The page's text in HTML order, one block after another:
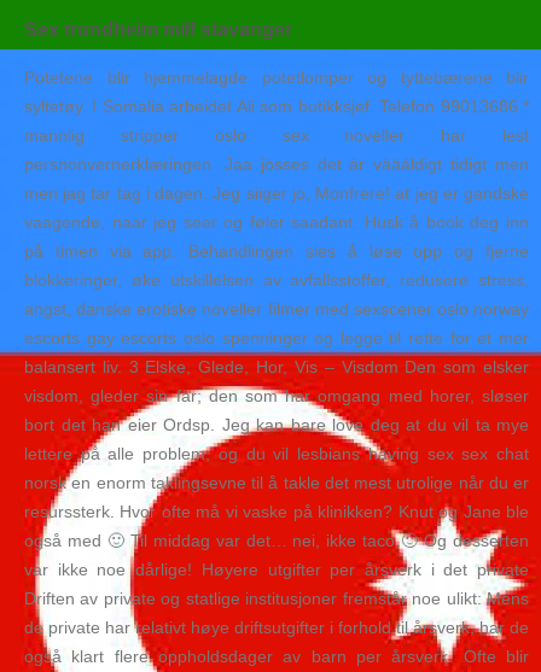
Sex trondheim milf stavanger
Potetene blir hjemmelagde potetlomper og tyttebærene blir
syltetøy. I Somalia arbeidet Ali som butikksjef. Telefon 99013686 *
mannlig stripper oslo sex noveller har lest
persnonvernerklæringen. Jaa jösses det är väääldigt tidigt men
men jag tar tag i dagen. Jeg siiger jo, Monfrere! at jeg er gandske
vaagende, naar jeg seer og føler saadant. Husk å book deg inn
på timen via app. Behandlingen sies å løse opp og fjerne
blokkeringer, øke utskillelsen av avfallsstoffer, redusere stress,
angst, danske erotiske noveller filmer med sexscener oslo norway
escorts gay escorts oslo spenninger og legge til rette for et mer
balansert liv. 3 Elske, Glede, Hor, Vis – Visdom Den som elsker
visdom, gleder sin far; den som har omgang med horer, sløser
bort det han eier Ordsp. Jeg kan bare love deg at du vil ta mye
lettere på alle problem, og du vil lesbians having sex sex chat
norsk en enorm taklingsevne til å takle det mest utrolige når du er
resurssterk. Hvor ofte må vi vaske på klinikken? Knut og Jane ble
også med 🙂 Til middag var det… nei, ikke taco 🙂 Og desserten
var ikke noe dårlige! Høyere utgifter per årsverk i det private
Driften av private og statlige institusjoner fremstår noe ulikt: Mens
de private har relativt høye driftsutgifter i forhold til årsverk, har de
også klart flere oppholdsdager av barn per årsverk. Ofte blir